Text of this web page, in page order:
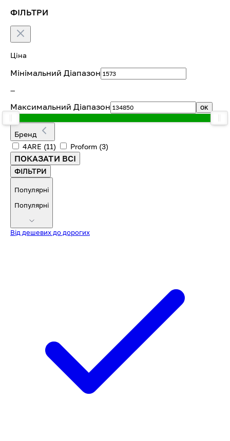
ФІЛЬТРИ
Ціна
Мінімальний Діапазон
—
Максимальний Діапазон OK
Бренд
4ARE (11) Proform (3)
ПОКАЗАТИ ВСІ
ФІЛЬТРИ
Популярні
Популярні
Від дешевих до дорогих